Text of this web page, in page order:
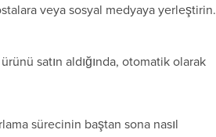
veya sosyal medyaya yerleştirin.
satın aldığında, otomatik olarak
sürecinin baştan sona nasıl